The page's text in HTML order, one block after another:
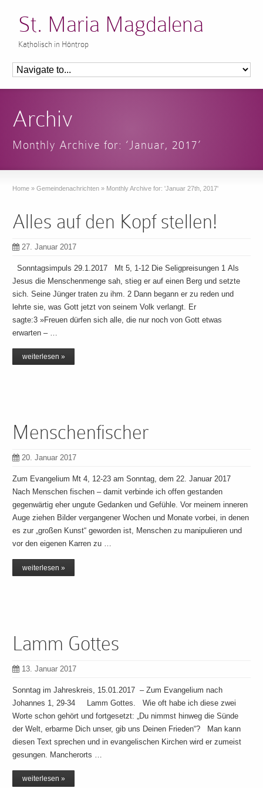
St. Maria Magdalena
Katholisch in Höntrop
Archiv
Monthly Archive for: ‘Januar, 2017’
Home » Gemeindenachrichten » Monthly Archive for: 'Januar 27th, 2017'
Alles auf den Kopf stellen!
27. Januar 2017
Sonntagsimpuls 29.1.2017 Mt 5, 1-12 Die Seligpreisungen 1 Als
Jesus die Menschenmenge sah, stieg er auf einen Berg und setzte
sich. Seine Jünger traten zu ihm. 2 Dann begann er zu reden und
lehrte sie, was Gott jetzt von seinem Volk verlangt. Er
sagte:3 »Freuen dürfen sich alle, die nur noch von Gott etwas
erwarten – …
weiterlesen »
Menschenfischer
20. Januar 2017
Zum Evangelium Mt 4, 12-23 am Sonntag, dem 22. Januar 2017
Nach Menschen fischen – damit verbinde ich offen gestanden
gegenwärtig eher ungute Gedanken und Gefühle. Vor meinem inneren
Auge ziehen Bilder vergangener Wochen und Monate vorbei, in denen
es zur „großen Kunst“ geworden ist, Menschen zu manipulieren und
vor den eigenen Karren zu …
weiterlesen »
Lamm Gottes
13. Januar 2017
Sonntag im Jahreskreis, 15.01.2017 – Zum Evangelium nach
Johannes 1, 29-34 Lamm Gottes. Wie oft habe ich diese zwei
Worte schon gehört und fortgesetzt: „Du nimmst hinweg die Sünde
der Welt, erbarme Dich unser, gib uns Deinen Frieden“? Man kann
diesen Text sprechen und in evangelischen Kirchen wird er zumeist
gesungen. Mancherorts …
weiterlesen »